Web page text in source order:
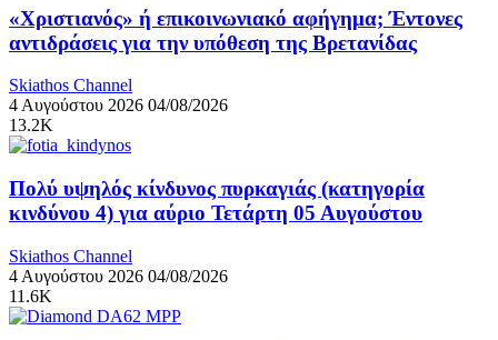
«Χριστιανός» ή επικοινωνιακό αφήγημα; Έντονες
αντιδράσεις για την υπόθεση της Βρετανίδας
Skiathos Channel
4 Αυγούστου 2026 04/08/2026
13.2K
Πολύ υψηλός κίνδυνος πυρκαγιάς (κατηγορία
κινδύνου 4) για αύριο Τετάρτη 05 Αυγούστου
Skiathos Channel
4 Αυγούστου 2026 04/08/2026
11.6K